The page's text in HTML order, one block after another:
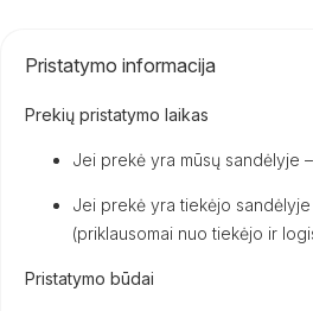
Pristatymo informacija
Prekių pristatymo laikas
Jei prekė yra mūsų sandėlyje
Jei prekė yra tiekėjo
(priklausomai nuo tiekėjo ir
Pristatymo būdai